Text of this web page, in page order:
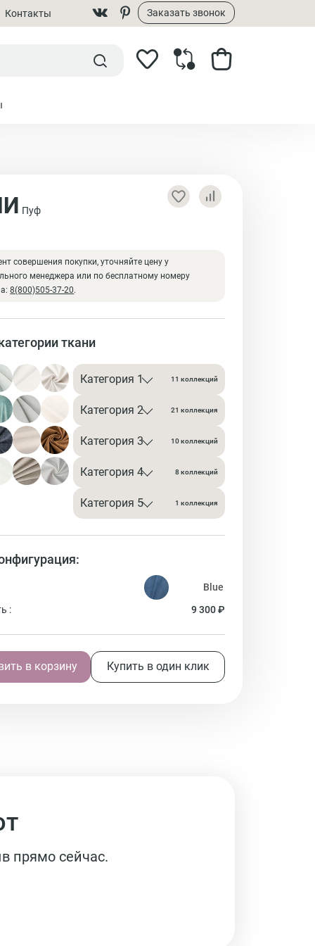
Контакты Заказать звонок
Пуф
совершения покупки, уточняйте цену у
менеджера или по бесплатному номеру
8(800)505-37-20.
ткани
Категория 1 11 коллекций
Категория 2 21 коллекция
Категория 3 10 коллекций
Категория 4 8 коллекций
Категория 5 1 коллекция
: 9 300 ₽
в корзину Купить в один клик
прямо сейчас.